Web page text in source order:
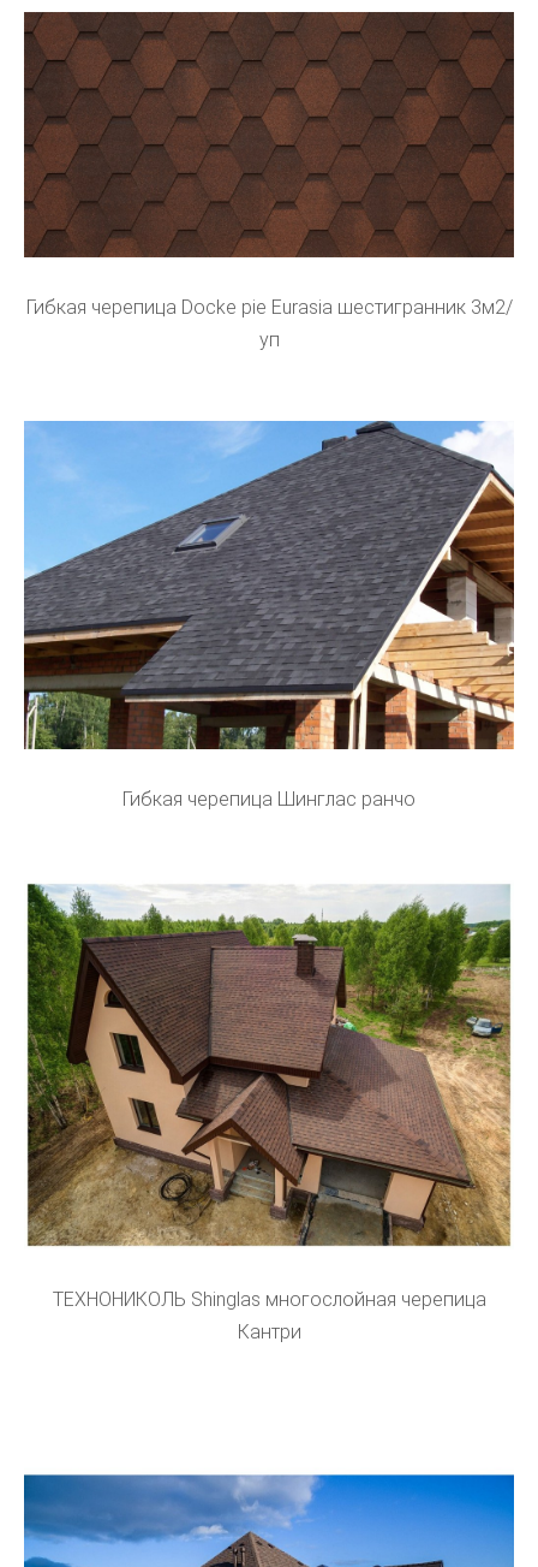
Гибкая черепица Docke pie Eurasia шестигранник 3м2/
уп
Гибкая черепица Шинглас ранчо
ТЕХНОНИКОЛЬ Shinglas многослойная черепица
Кантри